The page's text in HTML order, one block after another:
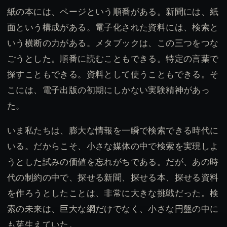
紙の本には、ページという順番がある。新聞には、紙
面という構成がある。電子化された資料には、検索と
いう横断の力がある。メタブックは、この三つをつな
ごうとした。順番に読むこともできる。特定の言葉で
探すこともできる。資料として使うこともできる。そ
こには、電子出版の初期にしかない実験精神があっ
た。
いま私たちは、膨大な情報を一瞬で検索できる時代に
いる。だからこそ、小さな媒体の中で検索を実現しよ
うとした試みの価値を忘れがちである。だが、あの時
代の制約の中で、探せる新聞、探せる本、探せる資料
を作ろうとしたことは、非常に大きな挑戦だった。検
索の未来は、巨大な網だけでなく、小さな円盤の中に
も芽生えていた。